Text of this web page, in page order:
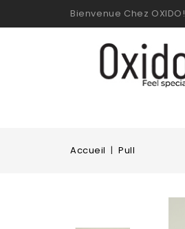
Bienvenue Chez OXIDO!
Accueil Pull